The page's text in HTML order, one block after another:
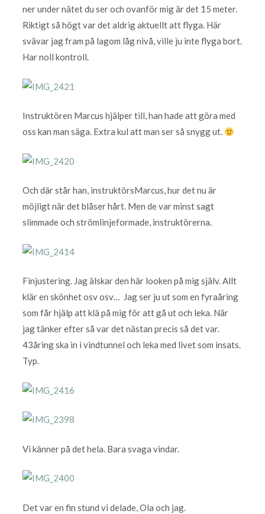
ner under nätet du ser och ovanför mig är det 15 meter.
Riktigt så högt var det aldrig aktuellt att flyga. Här
svävar jag fram på lagom låg nivå, ville ju inte flyga bort.
Har noll kontroll.
Instruktören Marcus hjälper till, han hade att göra med
oss kan man säga. Extra kul att man ser så snygg ut.
Och där står han, instruktörsMarcus, hur det nu är
möjligt när det blåser hårt. Men de var minst sagt
slimmade och strömlinjeformade, instruktörerna.
Finjustering. Jag älskar den här looken på mig själv. Allt
klär en skönhet osv osv… Jag ser ju ut som en fyraåring
som får hjälp att klä på mig för att gå ut och leka. När
jag tänker efter så var det nästan precis så det var.
43åring ska in i vindtunnel och leka med livet som insats.
Typ.
Vi känner på det hela. Bara svaga vindar.
Det var en fin stund vi delade, Ola och jag.